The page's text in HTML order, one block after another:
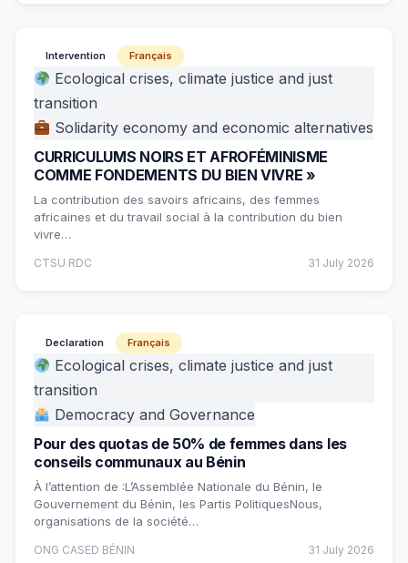
Intervention Français
Ecological crises, climate justice and just
transition
Solidarity economy and economic alternatives
CURRICULUMS NOIRS ET AFROFÉMINISME
COMME FONDEMENTS DU BIEN VIVRE »
La contribution des savoirs africains, des femmes
africaines et du travail social à la contribution du bien
vivre…
CTSU RDC 31 July 2026
Declaration Français
Ecological crises, climate justice and just
transition
Democracy and Governance
Pour des quotas de 50% de femmes dans les
conseils communaux au Bénin
À l’attention de :L’Assemblée Nationale du Bénin, le
Gouvernement du Bénin, les Partis PolitiquesNous,
organisations de la société…
ONG CASED BÉNIN 31 July 2026